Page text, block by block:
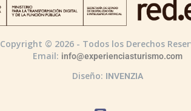
Copyright © 2026 - Todos los Derechos
Email: info@experienciasturismo.com
Diseño: INVENZIA